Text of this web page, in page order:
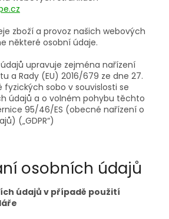
zboží a provoz našich webových
některé osobní údaje.
upravuje zejména nařízení
a Rady (EU) 2016/679 ze dne 27.
fyzických sobo v souvislosti se
údajů a o volném pohybu těchto
95/46/ES (obecné nařízení o
(„GDPR“)
osobních údajů
údajů v případě použití